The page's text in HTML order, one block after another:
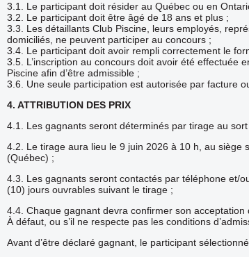
3.1. Le participant doit résider au Québec ou en
3.2. Le participant doit être âgé de 18 ans et plus ;
3.3. Les détaillants Club Piscine, leurs employés,
domiciliés, ne peuvent participer au concours ;
3.4. Le participant doit avoir rempli correctement le
3.5. L’inscription au concours doit avoir été effectuée
Piscine afin d’être admissible ;
3.6. Une seule participation est autorisée par facture
4. ATTRIBUTION DES PRIX
4.1. Les gagnants seront déterminés par tirage au
4.2. Le tirage aura lieu le 9 juin 2026 à 10 h, au siège
(Québec) ;
4.3. Les gagnants seront contactés par téléphone et/
(10) jours ouvrables suivant le tirage ;
4.4. Chaque gagnant devra confirmer son
À défaut, ou s’il ne respecte pas les conditions
Avant d’être déclaré gagnant, le participant